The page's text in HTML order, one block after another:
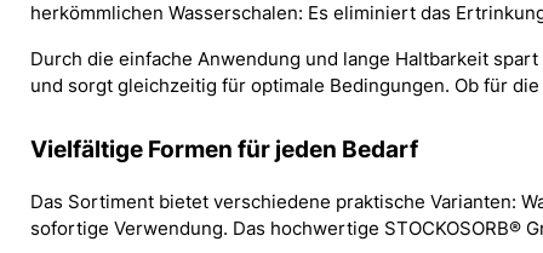
herkömmlichen Wasserschalen: Es eliminiert das
Durch die einfache Anwendung und lange Haltbarkeit
und sorgt gleichzeitig für optimale Bedingungen. Ob für
Vielfältige Formen für jeden Bedarf
Das Sortiment bietet verschiedene praktische Varianten:
sofortige Verwendung. Das hochwertige